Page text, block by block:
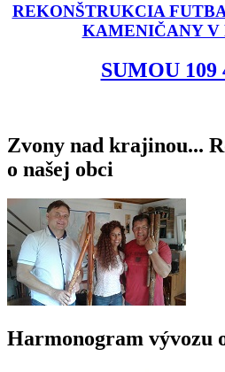
REKONŠTRUKCIA
KAMENIČANY V
SUMOU 109
Zvony nad krajinou...
o našej obci
Harmonogram vývozu